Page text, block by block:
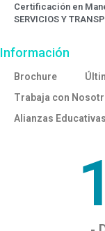
Certificación en
SERVICIOS Y
Información
Brochure
Trabaja con
Alianzas Educativas